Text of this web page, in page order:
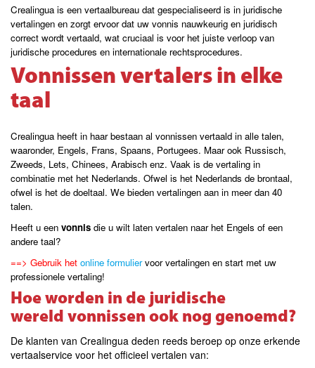
Crealingua is een vertaalbureau dat gespecialiseerd is in juridische
vertalingen en zorgt ervoor dat uw vonnis nauwkeurig en juridisch
correct wordt vertaald, wat cruciaal is voor het juiste verloop van
juridische procedures en internationale rechtsprocedures.
Vonnissen vertalers in elke
taal
Crealingua heeft in haar bestaan al vonnissen vertaald in alle talen,
waaronder, Engels, Frans, Spaans, Portugees. Maar ook Russisch,
Zweeds, Lets, Chinees, Arabisch enz. Vaak is de vertaling in
combinatie met het Nederlands. Ofwel is het Nederlands de brontaal,
ofwel is het de doeltaal. We bieden vertalingen aan in meer dan 40
talen.
Heeft u een vonnis die u wilt laten vertalen naar het Engels of een
andere taal?
==> Gebruik het online formuliervoor vertalingen en start met uw
professionele vertaling!
Hoe worden in de juridische
wereld vonnissen ook nog genoemd?
De klanten van Crealingua deden reeds beroep op onze erkende
vertaalservice voor het officieel vertalen van: